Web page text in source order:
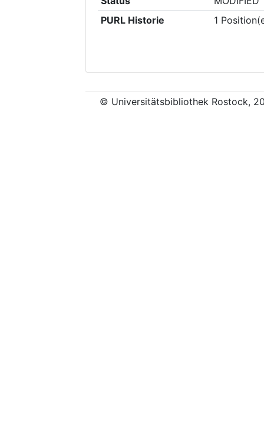
PURL Historie
1
© Universitätsbibliothek Rostock,